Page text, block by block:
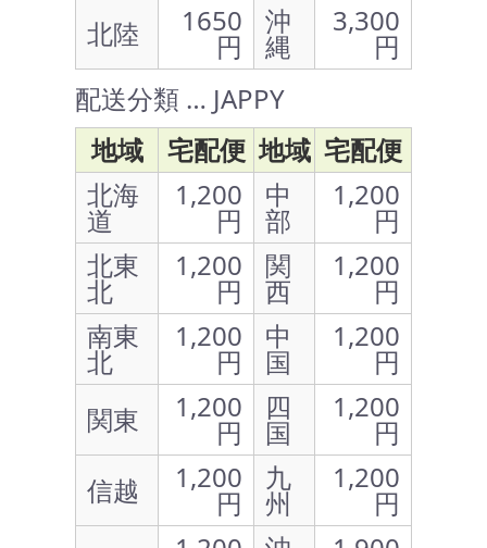
北陸
1650
円
沖
縄
3,300
円
配送分類 … JAPPY
地域
宅配便 地域 宅配便
北海
道
1,200
円
中
部
1,200
円
北東
北
1,200
円
関
西
1,200
円
南東
北
1,200
円
中
国
1,200
円
関東
1,200
円
四
国
1,200
円
信越
1,200
円
九
州
1,200
円